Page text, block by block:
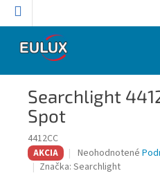
Prejsť
Searchlight
Spot
4412CC
AKCIA
Priemerné
hodnotenie
Neohodnotené
Značka: Searchlight